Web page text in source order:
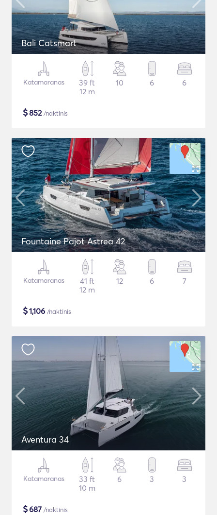
Bali Catsmart
Katamaranas
39 ft
12 m
10 6 6
$852/naktinis
Fountaine Pajot Astrea 42
Katamaranas
41 ft
12 m
12 6 7
$1,106 /naktinis
Aventura 34
Katamaranas
33 ft
10 m
6 3 3
$687 /naktinis